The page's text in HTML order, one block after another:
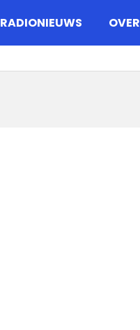
RADIONIEUWS OVER